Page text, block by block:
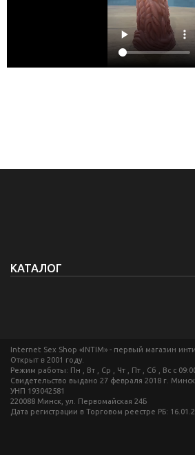
КАТАЛОГ
Internet Sex Shop «INTIM» - первый магазин
Открыт в 2001 году.
Режим работы: Пн , Вт , Ср , Чт , Пт , Сб , Вс c
Свидетельство выдано 27 февраля 2018 г.
УНП 193042581
220088 Минск, ул. Первомайская 24Б
Дата регистрации в Торговом реестре РБ: